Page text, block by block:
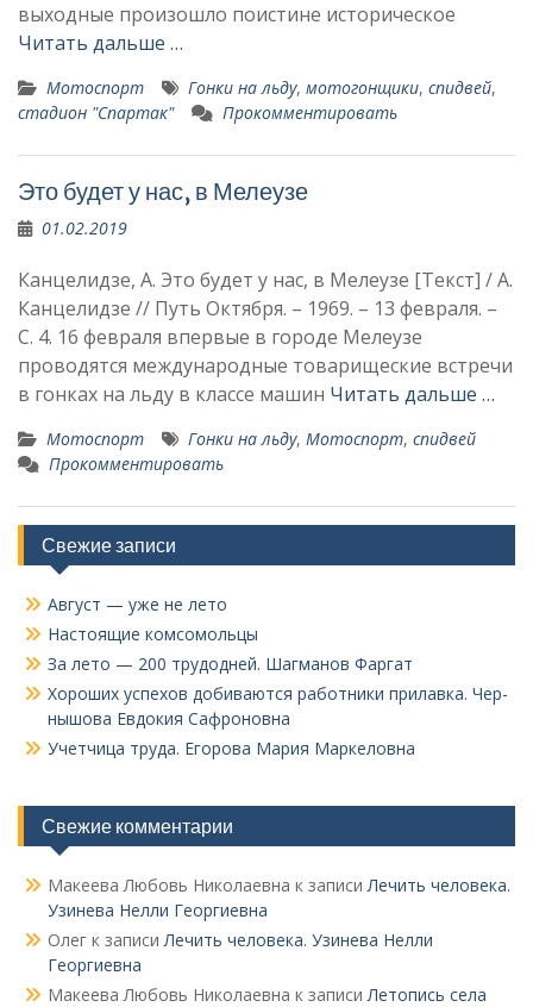
выходные произошло поистине историческое
Читать дальше …
Мотоспорт Гонки на льду, мотогонщики, спидвей,
стадион "Спартак"
Прокомментировать
Это будет у нас, в Мелеузе
01.02.2019
Канцелидзе, А. Это будет у нас, в Мелеузе [Текст] / А.
Канцелидзе // Путь Октября. – 1969. – 13 февраля. –
С. 4. 16 февраля впервые в городе Мелеузе
проводятся международные товарищеские встречи
в гонках на льду в классе машин Читать дальше …
Мотоспорт Гонки на льду, Мотоспорт, спидвей
Прокомментировать
Свежие записи
Август — уже не лето
Настоящие комсомольцы
За лето — 200 трудодней. Шагманов Фаргат
Хороших успехов добиваются работники прилавка. Чер­
нышова Евдокия Сафроновна
Учетчица труда. Его­рова Мария Маркеловна
Свежие комментарии
Макеева Любовь Николаевна к записиЛечить человека.
Узинева Нелли Георгиевна
Олег к записиЛечить человека. Узинева Нелли
Георгиевна
Макеева Любовь Николаевна к записиЛетопись села